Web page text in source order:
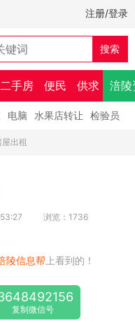
注册/登录
二手房 便民 供求 涪陵
电脑 水果店转让 检验员
出租
浏览：1736
陵信息帮 上看到的！
复制微信号